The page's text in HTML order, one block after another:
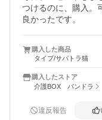
つけるのに、購入。
良かったです。
購入した商品
タイプ/サバトラ猫
購入したストア
介護BOX パンドラ
違反報告